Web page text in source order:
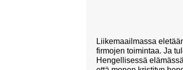
Liikemaailmassa
firmojen toimintaa. Ja
Hengellisessä